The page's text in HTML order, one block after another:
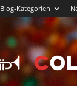
Blog-Kategorien